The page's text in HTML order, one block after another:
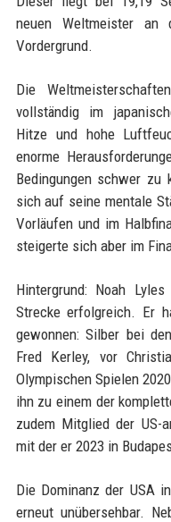
neuen Weltmeister
Vordergrund.
Die
vollständig im
Hitze und hohe
enorme
Bedingungen schwer zu
sich auf seine mentale
Vorläufen und im
steigerte sich aber im
Hintergrund: Noah
Strecke erfolgreich. Er
gewonnen: Silber bei
Fred Kerley, vor
Olympischen Spielen
ihn zu einem der
zudem Mitglied der US-
mit der er 2023 in
Die Dominanz der USA
erneut unübersehbar.